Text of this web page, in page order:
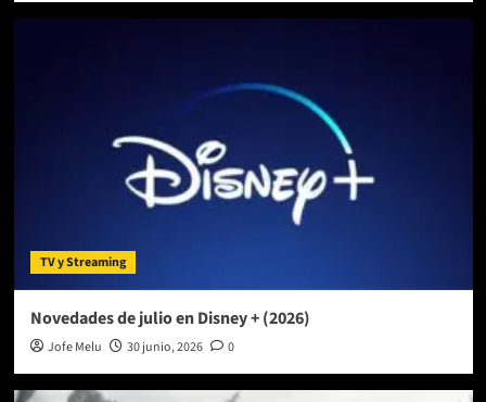
TV y Streaming
Novedades de julio en Disney + (2026)
Jofe Melu 30 junio, 2026 0